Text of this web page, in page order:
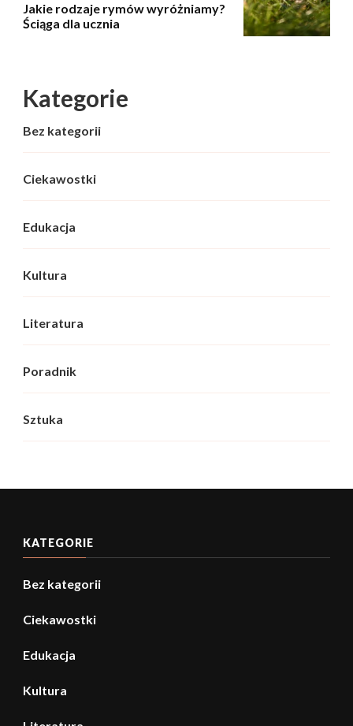
Jakie rodzaje rymów wyróżniamy?
Ściąga dla ucznia
Kategorie
Bez kategorii
Ciekawostki
Edukacja
Kultura
Literatura
Poradnik
Sztuka
KATEGORIE
Bez kategorii
Ciekawostki
Edukacja
Kultura